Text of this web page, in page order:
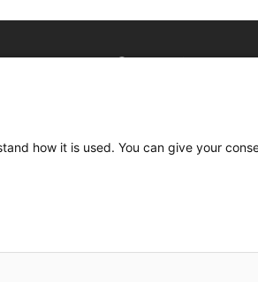
how it is used. You can give your